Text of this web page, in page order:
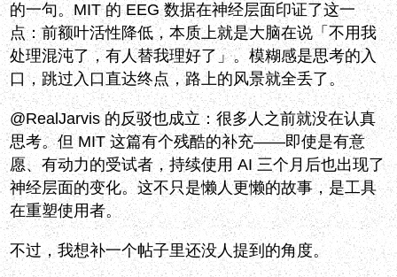
的一句。MIT 的 EEG 数据在神经层面印证了这一
点：前额叶活性降低，本质上就是大脑在说「不用我
处理混沌了，有人替我理好了」。模糊感是思考的入
口，跳过入口直达终点，路上的风景就全丢了。
@RealJarvis 的反驳也成立：很多人之前就没在认真
思考。但 MIT 这篇有个残酷的补充——即使是有意
愿、有动力的受试者，持续使用 AI 三个月后也出现了
神经层面的变化。这不只是懒人更懒的故事，是工具
在重塑使用者。
不过，我想补一个帖子里还没人提到的角度。